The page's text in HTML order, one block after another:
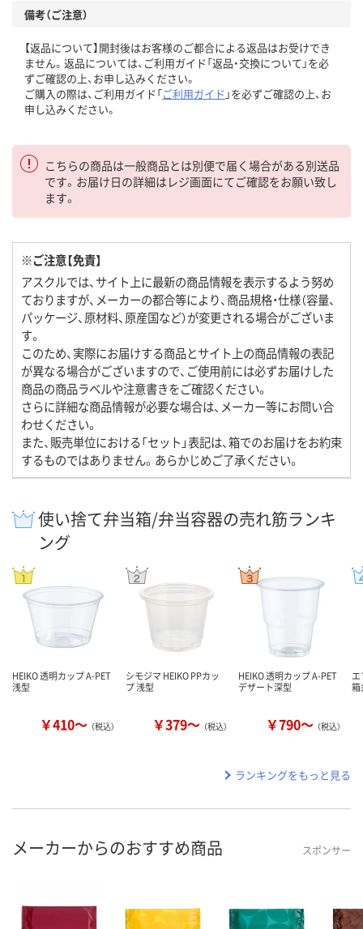
備考（ご注意）
【返品について】開封後はお客様のご都合による返品はお受けでき
ません。返品については、ご利用ガイド「返品・交換について」を必
ずご確認の上、お申し込みください。
ご購入の際は、ご利用ガイド「ご利用ガイド 」を必ずご確認の上、お
申し込みください。
こちらの商品は一般商品とは別便で届く場合がある別送品
です。お届け日の詳細はレジ画面にてご確認をお願い致し
ます。
※ご注意【免責】
アスクルでは、サイト上に最新の商品情報を表示するよう努め
ておりますが、メーカーの都合等により、商品規格・仕様（容量、
パッケージ、原材料、原産国など）が変更される場合がございま
す。
このため、実際にお届けする商品とサイト上の商品情報の表記
が異なる場合がございますので、ご使用前には必ずお届けした
商品の商品ラベルや注意書きをご確認ください。
さらに詳細な商品情報が必要な場合は、メーカー等にお問い合
わせください。
また、販売単位における「セット」表記は、箱でのお届けをお約束
するものではありません。あらかじめご了承ください。
使い捨て弁当箱/弁当容器の売れ筋ランキ
ング
HEIKO 透明カップ A-PET
浅型
￥410～ （税込）
シモジマ HEIKO PPカッ
プ 浅型
￥379～ （税込）
HEIKO 透明カップ A-PET
デザート深型
￥790～ （税込）
箱
ランキングをもっと見る
メーカーからのおすすめ商品 スポンサー